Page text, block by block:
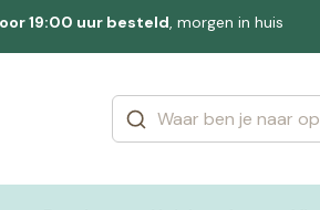
19:00 uur besteld, morgen in huis